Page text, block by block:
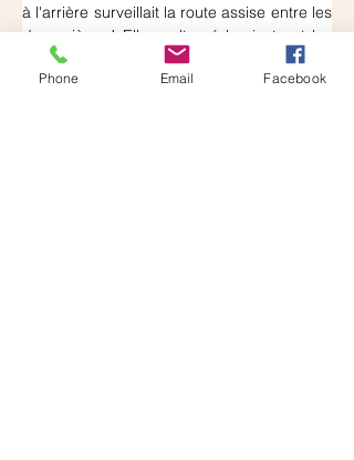
à l'arrière surveillait la route assise entre les
deux sièges! Elle a alterné la sieste et les
soupirs avec le paysage! Comme si c'était
normal de voyager dans une voiture avec
Phone Email Facebook